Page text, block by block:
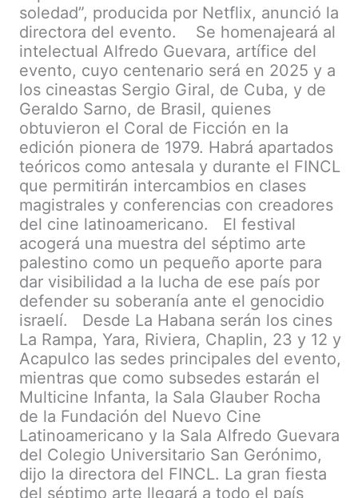
soledad”, producida por Netflix, anunció la
directora del evento. Se homenajeará al
intelectual Alfredo Guevara, artífice del
evento, cuyo centenario será en 2025 y a
los cineastas Sergio Giral, de Cuba, y de
Geraldo Sarno, de Brasil, quienes
obtuvieron el Coral de Ficción en la
edición pionera de 1979. Habrá apartados
teóricos como antesala y durante el FINCL
que permitirán intercambios en clases
magistrales y conferencias con creadores
del cine latinoamericano. El festival
acogerá una muestra del séptimo arte
palestino como un pequeño aporte para
dar visibilidad a la lucha de ese país por
defender su soberanía ante el genocidio
israelí. Desde La Habana serán los cines
La Rampa, Yara, Riviera, Chaplin, 23 y 12 y
Acapulco las sedes principales del evento,
mientras que como subsedes estarán el
Multicine Infanta, la Sala Glauber Rocha
de la Fundación del Nuevo Cine
Latinoamericano y la Sala Alfredo Guevara
del Colegio Universitario San Gerónimo,
dijo la directora del FINCL. La gran fiesta
del séptimo arte llegará a todo el país